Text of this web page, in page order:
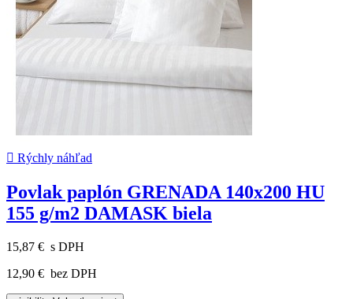
 Rýchly náhľad
Povlak paplón GRENADA 140x200 HU
155 g/m2 DAMASK biela
15,87 € s DPH
12,90 € bez DPH